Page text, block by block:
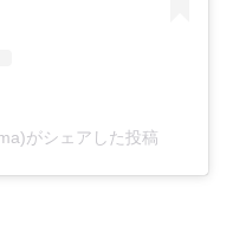
がシェアした投稿